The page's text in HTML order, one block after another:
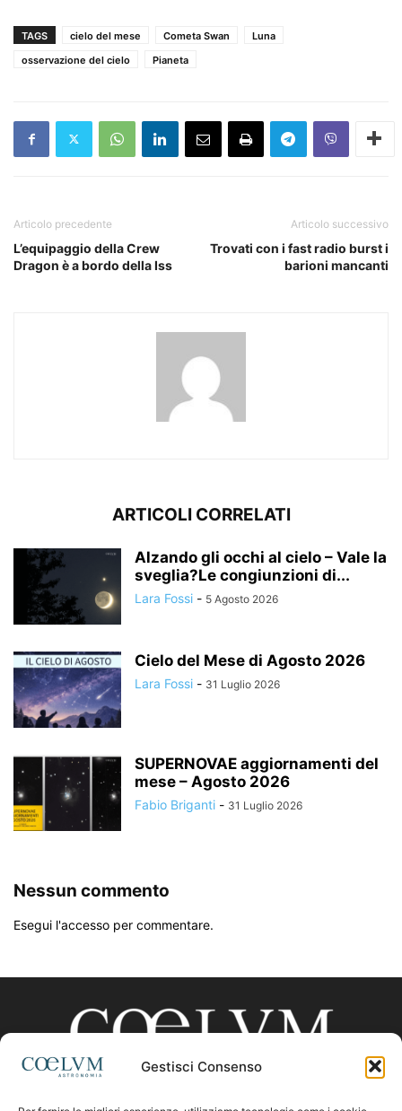
Gestisci Consenso
TAGS cielo del mese Cometa Swan
Luna
osservazione del cielo
Pianeta
Articolo precedente
L’equipaggio della Crew
Dragon è a bordo della Iss
Articolo successivo
Trovati con i fast radio burst i
barioni mancanti
ARTICOLI CORRELATI
Alzando gli occhi al cielo – Vale la
sveglia?Le congiunzioni di...
Lara Fossi - 5 Agosto 2026
Cielo del Mese di Agosto 2026
Lara Fossi - 31 Luglio 2026
SUPERNOVAE aggiornamenti del
mese – Agosto 2026
Fabio Briganti - 31 Luglio 2026
Nessun commento
Esegui l'accesso per commentare.